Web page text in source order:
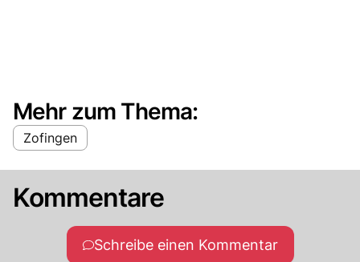
Mehr zum Thema:
Zofingen
Kommentare
Schreibe einen Kommentar